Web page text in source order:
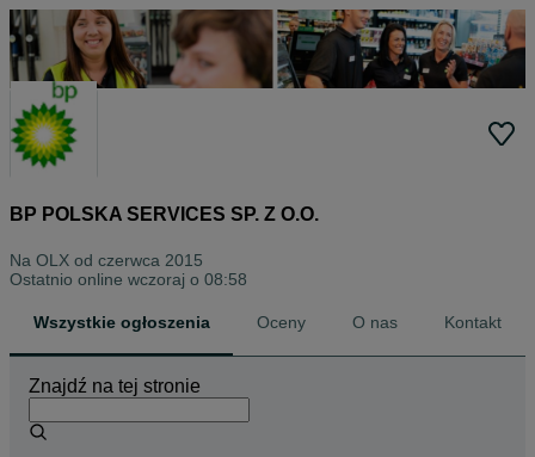
BP POLSKA SERVICES SP. Z O.O.
Na OLX od czerwca 2015
Ostatnio online wczoraj o 08:58
Wszystkie ogłoszenia Oceny O nas Kontakt
Znajdź na tej stronie